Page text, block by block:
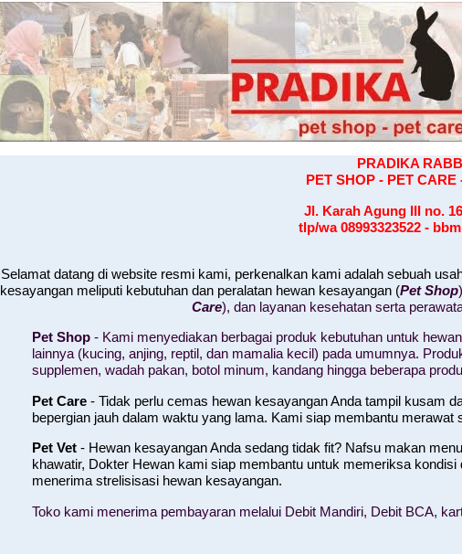
PRADIKA
PET SHOP - PET CARE
Jl. Karah Agung III no. 16
tlp/wa 08993323522 -
Selamat datang di website resmi kami, perkenalkan kami adalah sebuah
kesayangan meliputi kebutuhan dan peralatan hewan kesayangan (Pet Shop
Care), dan layanan kesehatan serta
Pet Shop - Kami menyediakan berbagai produk kebutuhan untuk
lainnya (kucing, anjing, reptil, dan mamalia kecil) pada umumnya.
supplemen, wadah pakan, botol minum, kandang hingga beberapa
Pet Care - Tidak perlu cemas hewan kesayangan Anda tampil kusam
bepergian jauh dalam waktu yang lama. Kami siap membantu merawat
Pet Vet - Hewan kesayangan Anda sedang tidak fit? Nafsu makan
khawatir, Dokter Hewan kami siap membantu untuk memeriksa
menerima strelisisasi hewan kesayangan.
Toko kami menerima pembayaran melalui Debit Mandiri, Debit BCA,